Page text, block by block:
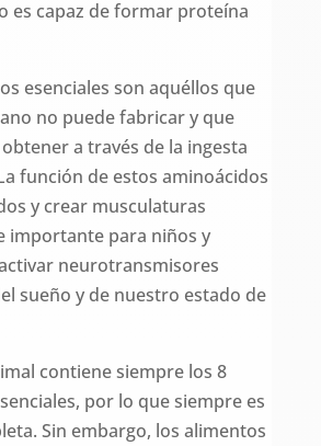
es capaz de formar proteína
esenciales son aquéllos que
no puede fabricar y que
a través de la ingesta
función de estos aminoácidos
y crear musculaturas
importante para niños y
neurotransmisores
sueño y de nuestro estado de
contiene siempre los 8
por lo que siempre es
Sin embargo, los alimentos